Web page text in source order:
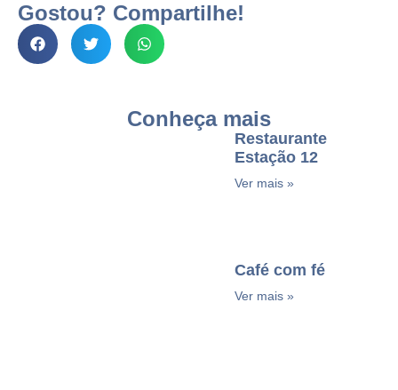
Gostou? Compartilhe!
Conheça mais
Restaurante
Estação 12
Ver mais »
Café com fé
Ver mais »